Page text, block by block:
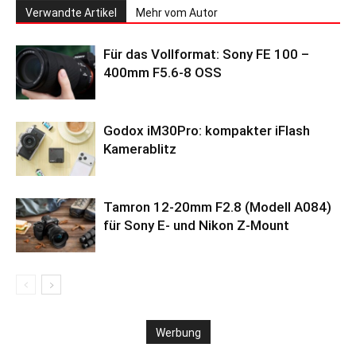
Verwandte Artikel Mehr vom Autor
Für das Vollformat: Sony FE 100 –
400mm F5.6-8 OSS
Godox iM30Pro: kompakter iFlash
Kamerablitz
Tamron 12-20mm F2.8 (Modell A084)
für Sony E- und Nikon Z-Mount
Werbung